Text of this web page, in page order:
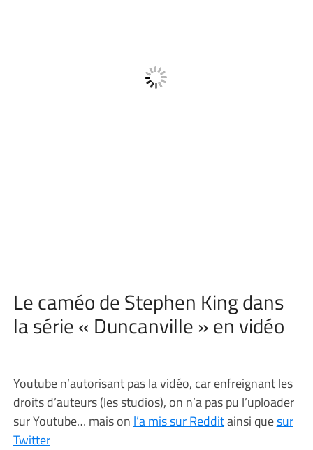
Le caméo de Stephen King dans
la série « Duncanville » en vidéo
Youtube n’autorisant pas la vidéo, car enfreignant les
droits d’auteurs (les studios), on n’a pas pu l’uploader
sur Youtube… mais on l’a mis sur Redditainsi quesur
Twitter